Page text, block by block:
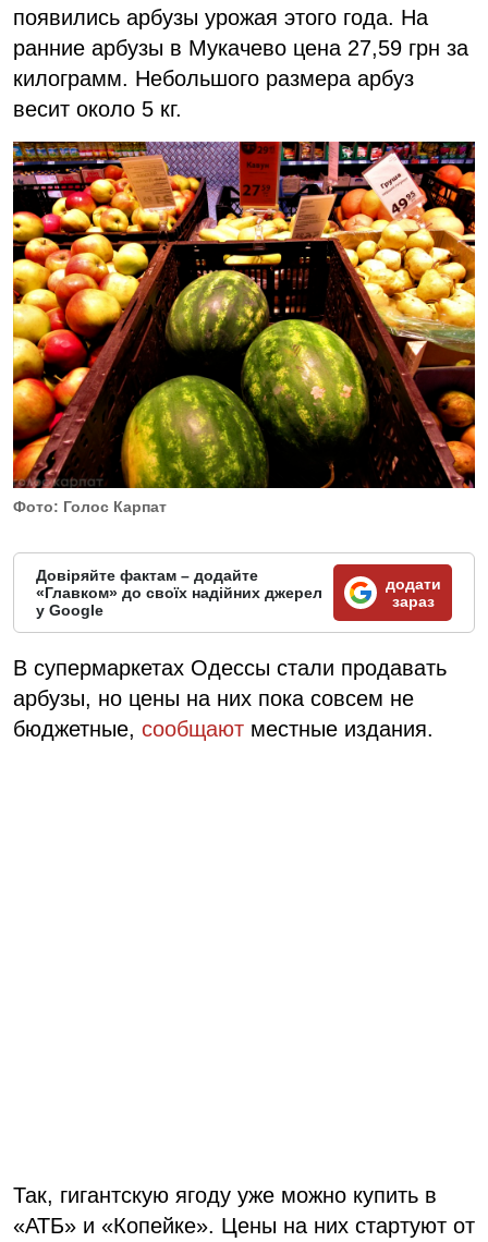
появились арбузы урожая этого года. На
ранние арбузы в Мукачево цена 27,59 грн за
килограмм. Небольшого размера арбуз
весит около 5 кг.
Фото: Голос Карпат
Довіряйте фактам – додайте
«Главком» до своїх надійних джерел
у Google
додати
зараз
В супермаркетах Одессы стали продавать
арбузы, но цены на них пока совсем не
бюджетные, сообщают местные издания.
Так, гигантскую ягоду уже можно купить в
«АТБ» и «Копейке». Цены на них стартуют от